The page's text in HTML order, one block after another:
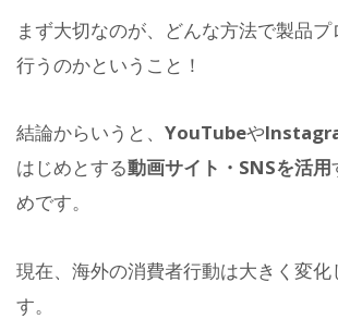
まず大切なのが、どんな方法で製品
行うのかということ！
結論からいうと、 YouTubeや
はじめとする動画サイト・SNSを活用
めです。
現在、海外の消費者行動は大きく変化
す。